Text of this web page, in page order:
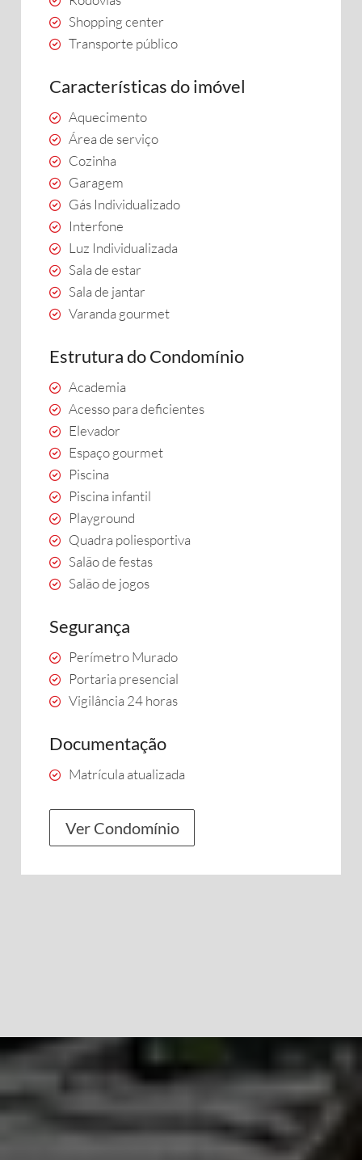
Shopping center
Transporte público
Características do imóvel
Aquecimento
Área de serviço
Cozinha
Garagem
Gás Individualizado
Interfone
Luz Individualizada
Sala de estar
Sala de jantar
Varanda gourmet
Estrutura do Condomínio
Academia
Acesso para deficientes
Elevador
Espaço gourmet
Piscina
Piscina infantil
Playground
Quadra poliesportiva
Salão de festas
Salão de jogos
Segurança
Perímetro Murado
Portaria presencial
Vigilância 24 horas
Documentação
Matrícula atualizada
Ver Condomínio